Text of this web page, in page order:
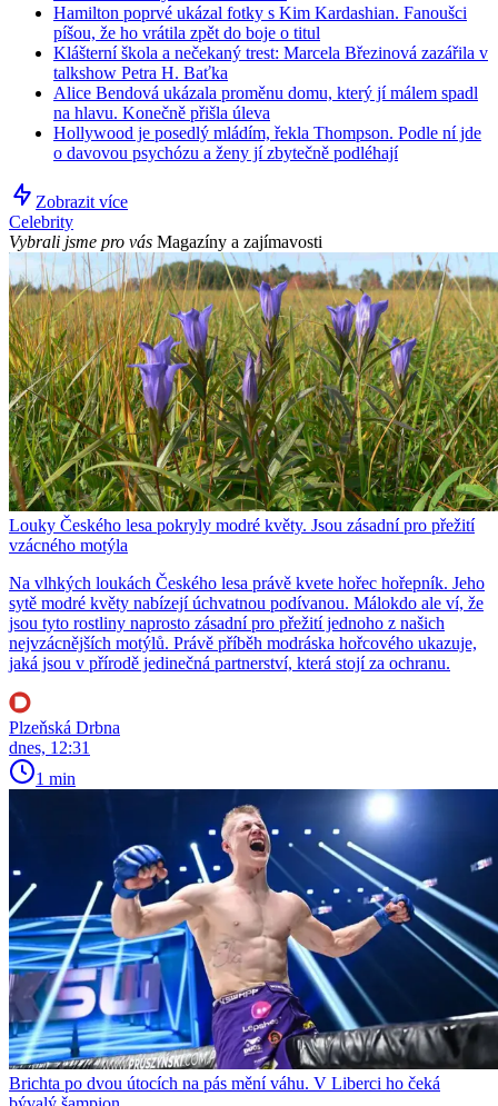
Hamilton poprvé ukázal fotky s Kim Kardashian. Fanoušci
píšou, že ho vrátila zpět do boje o titul
Klášterní škola a nečekaný trest: Marcela Březinová zazářila v
talkshow Petra H. Baťka
Alice Bendová ukázala proměnu domu, který jí málem spadl
na hlavu. Konečně přišla úleva
Hollywood je posedlý mládím, řekla Thompson. Podle ní jde
o davovou psychózu a ženy jí zbytečně podléhají
Zobrazit více
Celebrity
Vybrali jsme pro vás Magazíny a zajímavosti
Louky Českého lesa pokryly modré květy. Jsou zásadní pro přežití
vzácného motýla
Na vlhkých loukách Českého lesa právě kvete hořec hořepník. Jeho
sytě modré květy nabízejí úchvatnou podívanou. Málokdo ale ví, že
jsou tyto rostliny naprosto zásadní pro přežití jednoho z našich
nejvzácnějších motýlů. Právě příběh modráska hořcového ukazuje,
jaká jsou v přírodě jedinečná partnerství, která stojí za ochranu.
Plzeňská Drbna
dnes, 12:31
1 min
Brichta po dvou útocích na pás mění váhu. V Liberci ho čeká